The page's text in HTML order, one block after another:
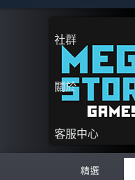
社群
關於
客服中心
精選